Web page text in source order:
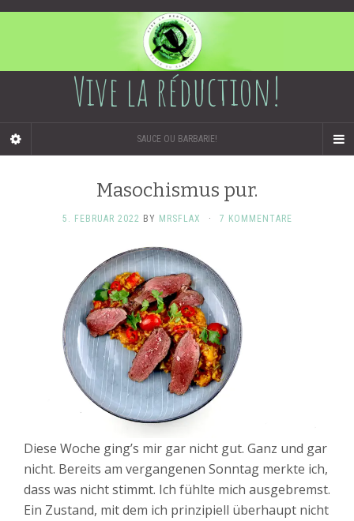
Vive la réduction!
SAUCE OU BARBARIE!
Masochismus pur.
5. FEBRUAR 2022 BY MRSFLAX · 7 KOMMENTARE
Diese Woche ging’s mir gar nicht gut. Ganz und gar
nicht. Bereits am vergangenen Sonntag merkte ich,
dass was nicht stimmt. Ich fühlte mich ausgebremst.
Ein Zustand, mit dem ich prinzipiell überhaupt nicht